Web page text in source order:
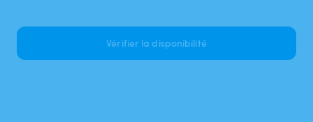
Vérifier la disponibilité